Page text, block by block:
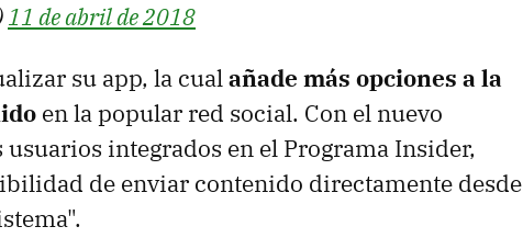
11 de abril de 2018
su app, la cualañade más opciones a la
en la popular red social. Con el nuevo
usuarios integrados en el Programa Insider,
de enviar contenido directamente desde